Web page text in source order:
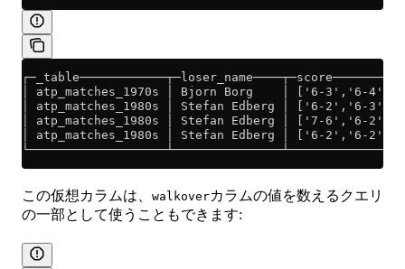
│ atp_matches_1970s │ Bjorn Borg    │ ['6-3','6-
│ atp_matches_1980s │ Stefan Edberg │ ['6-2','6-
│ atp_matches_1980s │ Stefan Edberg │ ['7-6','6-
│ atp_matches_1980s │ Stefan Edberg │ ['6-2','6-
この仮想カラムは、 walkoverカラムの値を数えるクエリ
の一部として使うこともできます: